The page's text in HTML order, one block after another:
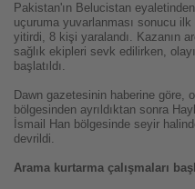
Pakistan'ın Belucistan
uçuruma yuvarlanması sonucu
yitirdi, 8 kişi yaralandı. Kazanın
sağlık ekipleri sevk edilirken,
başlatıldı.
Dawn gazetesinin haberine göre,
bölgesinden ayrıldıktan sonra
İsmail Han bölgesinde seyir
devrildi.
Arama kurtarma çalışmaları